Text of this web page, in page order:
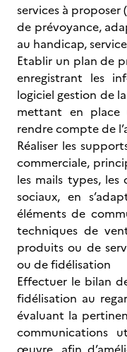
services à proposer
de prévoyance,
au handicap,
Etablir un plan de
enregistrant les
logiciel gestion de
mettant en
rendre compte de
Réaliser les
commerciale,
les mails types, les
sociaux, en
éléments de
techniques de
produits ou de
ou de fidélisation
Effectuer le bilan
fidélisation au
évaluant la
communications